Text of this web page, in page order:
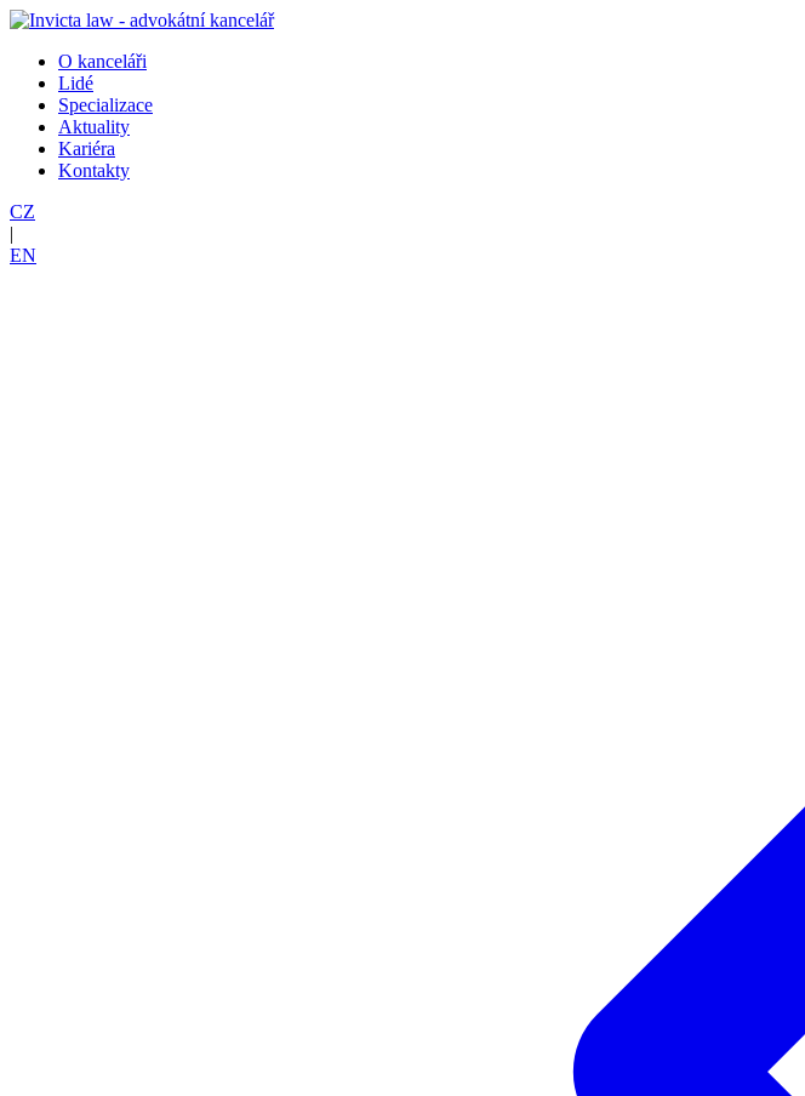
O kanceláři
Lidé
Specializace
Aktuality
Kariéra
Kontakty
CZ
|
EN